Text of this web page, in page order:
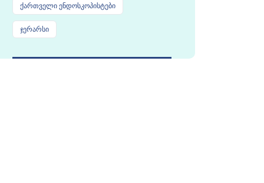
ქართველი ენდოსკოპისტები
ჯერარსი